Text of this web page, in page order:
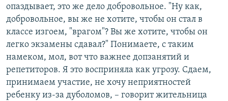
опаздывает, это же дело добровольное. "Ну как,
добровольное, вы же не хотите, чтобы он стал в
классе изгоем, "врагом"? Вы же хотите, чтобы он
легко экзамены сдавал?" Понимаете, с таким
намеком, мол, вот что важнее допзанятий и
репетиторов. Я это восприняла как угрозу. Сдаем,
принимаем участие, не хочу неприятностей
ребенку из-за дуболомов, – говорит жительница